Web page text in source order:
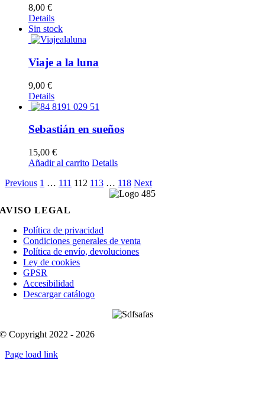
8,00 €
Details
Sin stock
Viaje a la luna
9,00 €
Details
Sebastián en sueños
15,00 €
Añadir al carrito Details
Previous 1 … 111 112 113 … 118 Next
AVISO LEGAL
Política de privacidad
Condiciones generales de venta
Política de envío, devoluciones
Ley de cookies
GPSR
Accesibilidad
Descargar catálogo
© Copyright 2022 - 2026
Page load link